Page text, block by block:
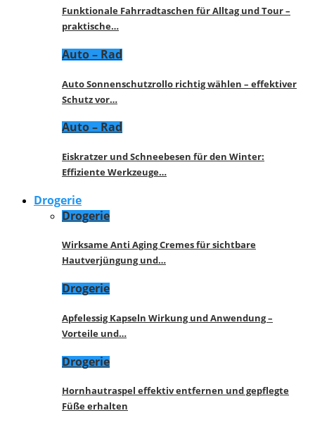
Funktionale Fahrradtaschen für Alltag und Tour –
praktische…
Auto – Rad
Auto Sonnenschutzrollo richtig wählen – effektiver
Schutz vor…
Auto – Rad
Eiskratzer und Schneebesen für den Winter:
Effiziente Werkzeuge…
Drogerie
Drogerie
Wirksame Anti Aging Cremes für sichtbare
Hautverjüngung und…
Drogerie
Apfelessig Kapseln Wirkung und Anwendung –
Vorteile und…
Drogerie
Hornhautraspel effektiv entfernen und gepflegte
Füße erhalten